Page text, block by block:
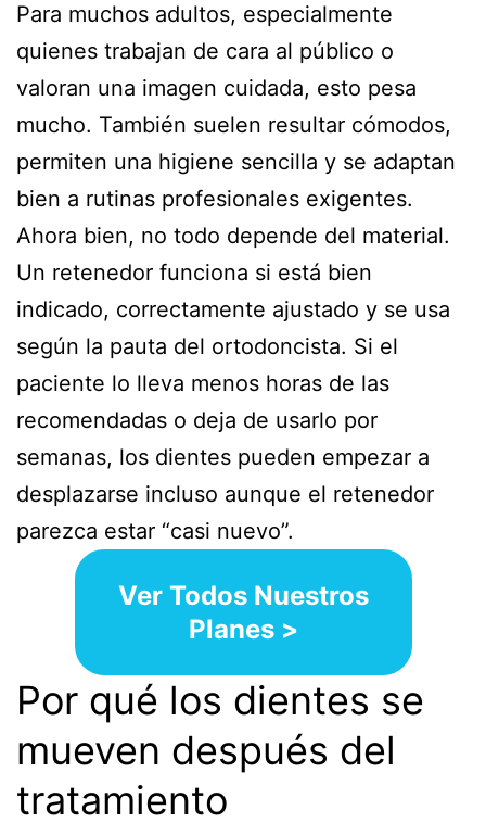
Para muchos adultos, especialmente
quienes trabajan de cara al público o
valoran una imagen cuidada, esto pesa
mucho. También suelen resultar cómodos,
permiten una higiene sencilla y se adaptan
bien a rutinas profesionales exigentes.
Ahora bien, no todo depende del material.
Un retenedor funciona si está bien
indicado, correctamente ajustado y se usa
según la pauta del ortodoncista. Si el
paciente lo lleva menos horas de las
recomendadas o deja de usarlo por
semanas, los dientes pueden empezar a
desplazarse incluso aunque el retenedor
parezca estar “casi nuevo”.
Ver Todos Nuestros
Planes >
Por qué los dientes se
mueven después del
tratamiento